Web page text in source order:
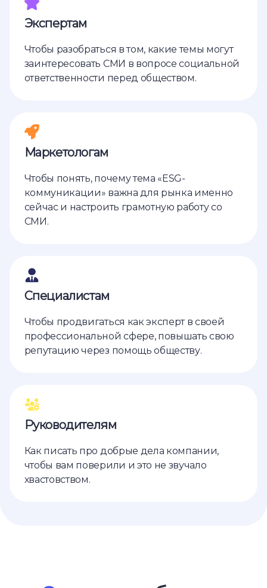
Экспертам
Чтобы разобраться в том, какие темы могут
заинтересовать СМИ в вопросе социальной
ответственности перед обществом.
Маркетологам
Чтобы понять, почему тема «ESG-
коммуникации» важна для рынка именно
сейчас и настроить грамотную работу со
СМИ.
Специалистам
Чтобы продвигаться как эксперт в своей
профессиональной сфере, повышать свою
репутацию через помощь обществу.
Руководителям
Как писать про добрые дела компании,
чтобы вам поверили и это не звучало
хвастовством.